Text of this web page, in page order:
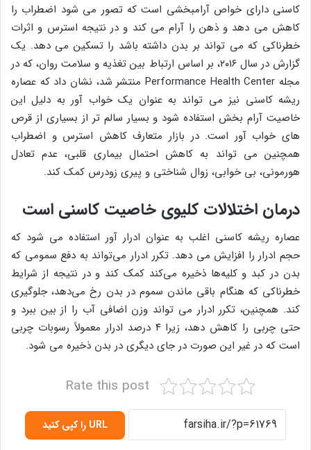
کاسنی دارای خواص آرامبخشی است که تصور می شود اضطراب را
کاهش می دهد و ذهن را آرام می کند و در نتیجه استرس و اثرات
خطرناکی که می تواند بر بدن داشته باشد را تسکین می دهد. یک
گزارش در سال ۲۰۱۶، بر اساس ارتباط بین تغذیه و سلامت روان، که در
مجله Performance Health Center منتشر شد، نشان داد که عصاره
ریشه کاسنی نیز می تواند به عنوان یک خواب آور به دلیل این
خاصیت آرام بخش استفاده شود و بسیار سالم تر از بسیاری از قرص
های خواب آور است. در بازار متعارف کاهش استرس و اضطراب
همچنین می تواند به کاهش احتمال بیماری قلبی، عدم تعادل
هورمونی، بی خوابی، زوال شناختی و پیری زودرس کمک کند.
درمان اختلالات کلیوی خاصیت کاسنی است
عصاره ریشه کاسنی اغلب به عنوان ادرار آور استفاده می شود که
حجم ادرار را افزایش می دهد. تکرر ادرار می‌تواند به دفع سمومی که
بدن در کبد و کلیه‌ها ذخیره می‌کند کمک کند و در نتیجه از شرایط
خطرناکی که هنگام باقی ماندن سموم در بدن رخ می‌دهد، جلوگیری
کند. همچنین، تکرر ادرار می تواند وزن اضافی آب را از بین ببرد و
حتی چربی را کاهش دهد، زیرا ۴ درصد ادرار معمولاً رسوبات چربی
است که در غیر این صورت در جای دیگری در بدن ذخیره می شود.
Rate this post
URL را کپی کنید